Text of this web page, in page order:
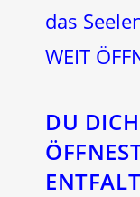
das
WEIT
DU